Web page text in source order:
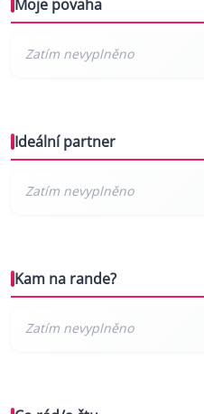
Moje povaha
Ideální partner
Kam na rande?